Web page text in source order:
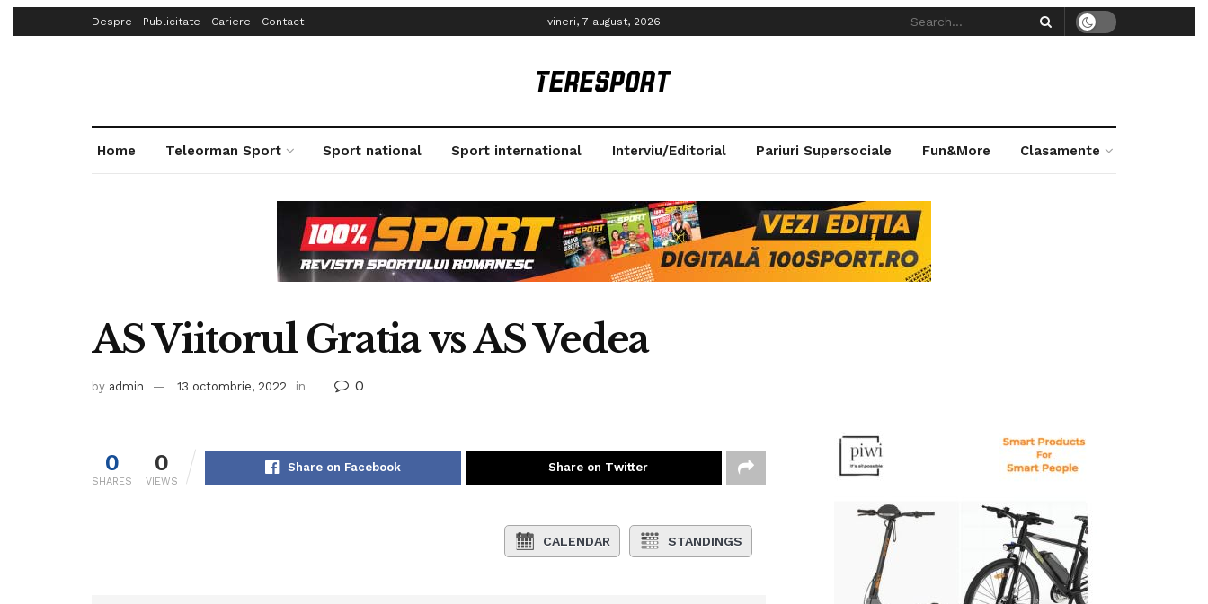
Despre Publicitate Cariere Contact vineri, 7 august, 2026
Home Teleorman Sport Sport national Sport international Interviu/Editorial Pariuri Supersociale Fun&More Clasamente
AS Viitorul Gratia vs AS Vedea
by admin 13 octombrie, 2022 in 0
0
SHARES
0
VIEWS
Share on Facebook Share on Twitter
CALENDAR STANDINGS